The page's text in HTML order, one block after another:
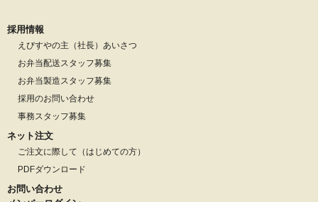
採用情報
えびすやの主（社長）あいさつ
お弁当配送スタッフ募集
お弁当製造スタッフ募集
採用のお問い合わせ
事務スタッフ募集
ネット注文
ご注文に際して（はじめての方）
PDFダウンロード
お問い合わせ